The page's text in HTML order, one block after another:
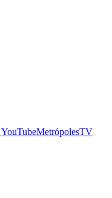
YouTubeMetrópolesTV